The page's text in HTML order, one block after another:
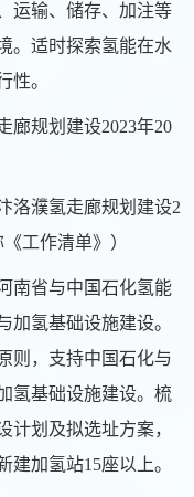
运输、储存、加注等
。适时探索氢能在水
性。
廊规划建设2023年20
洛濮氢走廊规划建设2
工作清单》）
南省与中国石化氢能
加氢基础设施建设。
则，支持中国石化与
氢基础设施建设。梳
计划及拟选址方案，
建加氢站15座以上。